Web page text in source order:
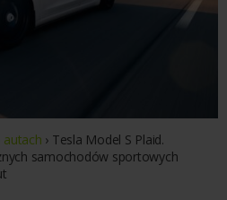
autach › Tesla Model S Plaid.
samochodów sportowych